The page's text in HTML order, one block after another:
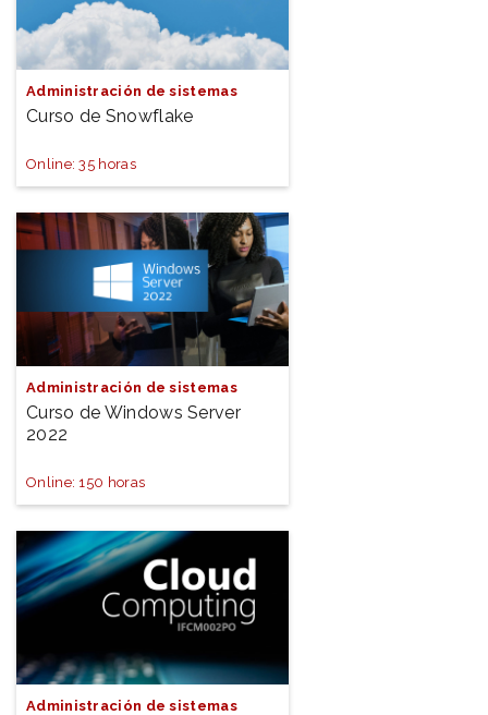
Administración de sistemas
Curso de Snowflake
Online: 35 horas
Administración de sistemas
Curso de Windows Server
2022
Online: 150 horas
Administración de sistemas